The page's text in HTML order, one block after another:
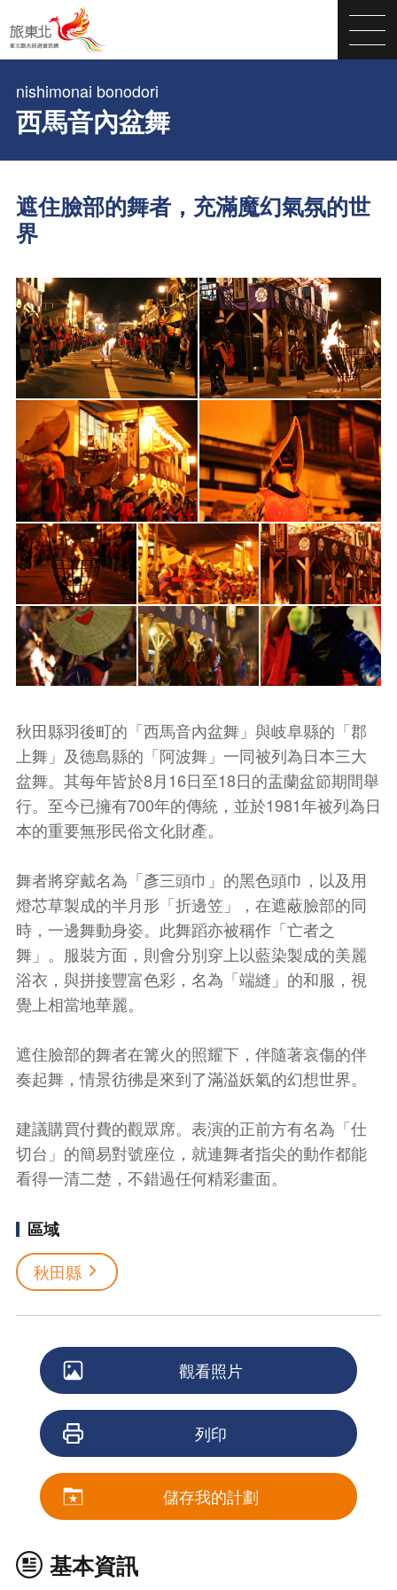
西馬音內盆舞
nishimonai bonodori
遮住臉部的舞者，充滿魔幻氣氛的世
界
秋田縣羽後町的「西馬音內盆舞」與岐阜縣的「郡
上舞」及德島縣的「阿波舞」一同被列為日本三大
盆舞。其每年皆於8月16日至18日的盂蘭盆節期間舉
行。至今已擁有700年的傳統，並於1981年被列為日
本的重要無形民俗文化財產。
舞者將穿戴名為「彥三頭巾」的黑色頭巾，以及用
燈芯草製成的半月形「折邊笠」，在遮蔽臉部的同
時，一邊舞動身姿。此舞蹈亦被稱作「亡者之
舞」。服裝方面，則會分別穿上以藍染製成的美麗
浴衣，與拼接豐富色彩，名為「端縫」的和服，視
覺上相當地華麗。
遮住臉部的舞者在篝火的照耀下，伴隨著哀傷的伴
奏起舞，情景彷彿是來到了滿溢妖氣的幻想世界。
建議購買付費的觀眾席。表演的正前方有名為「仕
切台」的簡易對號座位，就連舞者指尖的動作都能
看得一清二楚，不錯過任何精彩畫面。
區域
秋田縣
觀看照片
列印
儲存我的計劃
基本資訊